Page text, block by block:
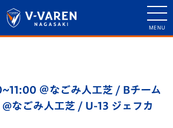
＠なごみ人工芝 / Bチーム
なごみ人工芝 / U-13 ジェフカ